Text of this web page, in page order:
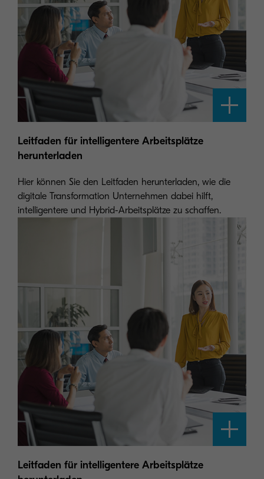
Leitfaden für intelligentere Arbeitsplätze
herunterladen
Hier können Sie den Leitfaden herunterladen, wie die
digitale Transformation Unternehmen dabei hilft,
intelligentere und Hybrid-Arbeitsplätze zu schaffen.
Leitfaden für intelligentere Arbeitsplätze